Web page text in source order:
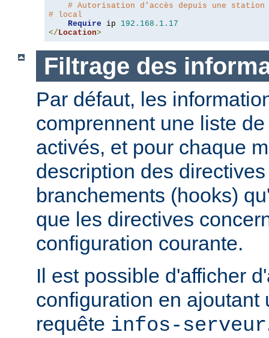
# Autorisation d'accès depuis une
# local
Require ip 192.168 . 1.17
</ Location>
Filtrage des
Par défaut, les
comprennent une liste
activés, et pour chaque
description des
branchements (hooks)
que les directives
configuration courante.
Il est possible d'afficher
configuration en ajoutant
requête infos-serveur